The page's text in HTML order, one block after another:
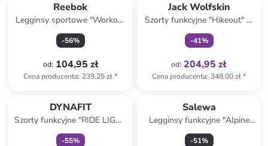
Reebok
Legginsy sportowe "Workout
Ready" w kolorze niebieskim
-56%
od: 104,95 zł
Cena producenta: 239,25 zł*
Jack Wolfskin
Szorty funkcyjne "Hikeout" w
kolorze czarnym
-41%
od: 204,95 zł
Cena producenta: 348,00 zł*
DYNAFIT
Szorty funkcyjne "RIDE LIGHT
2IN1" w kolorze czarnym
-55%
Salewa
Legginsy funkcyjne "Alpine
Hemp" w kolorze bordowym
-51%